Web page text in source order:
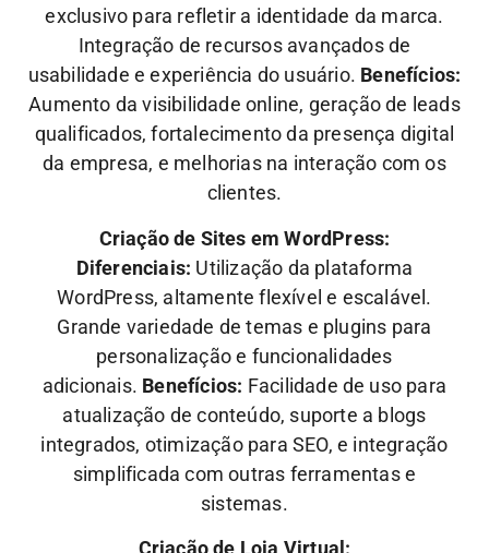
exclusivo para refletir a identidade da marca.
Integração de recursos avançados de
usabilidade e experiência do usuário. Benefícios:
Aumento da visibilidade online, geração de leads
qualificados, fortalecimento da presença digital
da empresa, e melhorias na interação com os
clientes.
Criação de Sites em WordPress:
Diferenciais: Utilização da plataforma
WordPress, altamente flexível e escalável.
Grande variedade de temas e plugins para
personalização e funcionalidades
adicionais. Benefícios: Facilidade de uso para
atualização de conteúdo, suporte a blogs
integrados, otimização para SEO, e integração
simplificada com outras ferramentas e
sistemas.
Criação de Loja Virtual: